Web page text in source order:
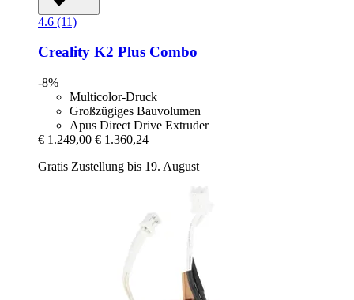
4.6 (11)
Creality K2 Plus Combo
-8%
Multicolor-Druck
Großzügiges Bauvolumen
Apus Direct Drive Extruder
€ 1.249,00 € 1.360,24
Gratis Zustellung bis 19. August